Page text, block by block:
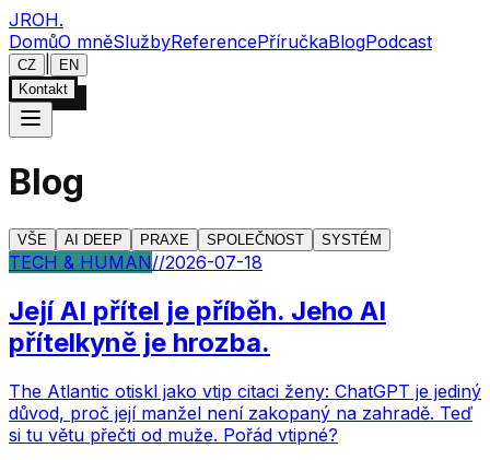
JROH.
DomůO mněSlužbyReferencePříručkaBlogPodcast
CZ
EN
Kontakt
Blog
VŠE AI DEEP PRAXE SPOLEČNOST SYSTÉM
TECH & HUMAN//2026-07-18
Její AI přítel je příběh. Jeho AI
přítelkyně je hrozba.
The Atlantic otiskl jako vtip citaci ženy: ChatGPT je jediný
důvod, proč její manžel není zakopaný na zahradě. Teď
si tu větu přečti od muže. Pořád vtipné?